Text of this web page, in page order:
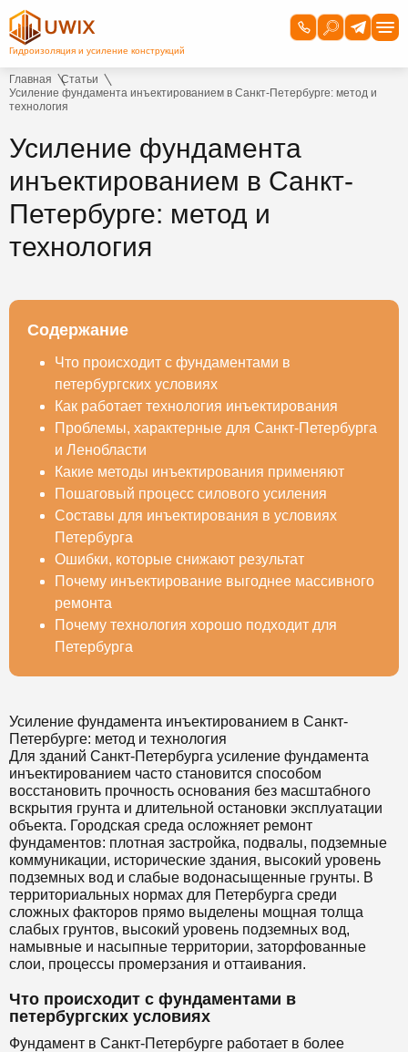
Главная
Статьи
Усиление фундамента инъектированием в Санкт-Петербурге: метод и
технология
Усиление фундамента
инъектированием в Санкт-
Петербурге: метод и
технология
Содержание
Что происходит с фундаментами в
петербургских условиях
Как работает технология инъектирования
Проблемы, характерные для Санкт-Петербурга
и Ленобласти
Какие методы инъектирования применяют
Пошаговый процесс силового усиления
Составы для инъектирования в условиях
Петербурга
Ошибки, которые снижают результат
Почему инъектирование выгоднее массивного
ремонта
Почему технология хорошо подходит для
Петербурга
Усиление фундамента инъектированием в Санкт-
Петербурге: метод и технология
Для зданий Санкт-Петербурга усиление фундамента
инъектированием часто становится способом
восстановить прочность основания без масштабного
вскрытия грунта и длительной остановки эксплуатации
объекта. Городская среда осложняет ремонт
фундаментов: плотная застройка, подвалы, подземные
коммуникации, исторические здания, высокий уровень
подземных вод и слабые водонасыщенные грунты. В
территориальных нормах для Петербурга среди
сложных факторов прямо выделены мощная толща
слабых грунтов, высокий уровень подземных вод,
намывные и насыпные территории, заторфованные
слои, процессы промерзания и оттаивания.
Что происходит с фундаментами в
петербургских условиях
Фундамент в Санкт-Петербурге работает в более